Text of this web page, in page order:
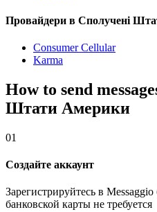
Провайдери в Сполучені
Consumer Cellular
Karma
How to send
Штати Америки
01
Создайте аккаунт
Зарегистрируйтесь в
банковской карты не требуется